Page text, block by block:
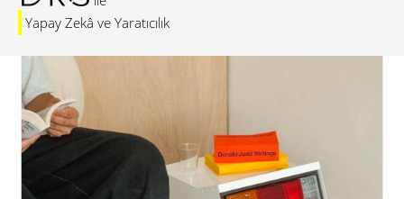
Yapay Zekâ ve Yaratıcılık